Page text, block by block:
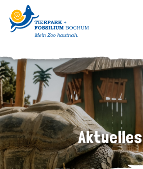
Aktuelles